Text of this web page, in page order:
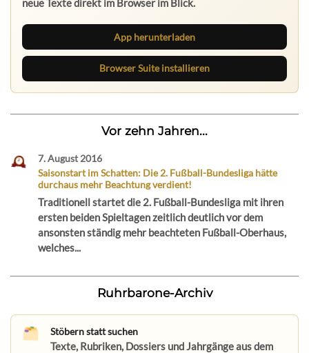
neue Texte direkt im Browser im Blick.
App herunterladen
Browser Suite installieren
Vor zehn Jahren...
7. August 2016
Saisonstart im Schatten: Die 2. Fußball-Bundesliga hätte
durchaus mehr Beachtung verdient!
Traditionell startet die 2. Fußball-Bundesliga mit ihren
ersten beiden Spieltagen zeitlich deutlich vor dem
ansonsten ständig mehr beachteten Fußball-Oberhaus,
welches...
Ruhrbarone-Archiv
Stöbern statt suchen
Texte, Rubriken, Dossiers und Jahrgänge aus dem